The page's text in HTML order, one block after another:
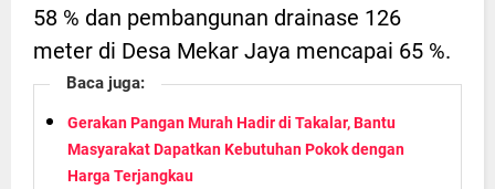
58 % dan pembangunan drainase 126
meter di Desa Mekar Jaya mencapai 65 %.
Baca juga:
Gerakan Pangan Murah Hadir di Takalar, Bantu
Masyarakat Dapatkan Kebutuhan Pokok dengan
Harga Terjangkau